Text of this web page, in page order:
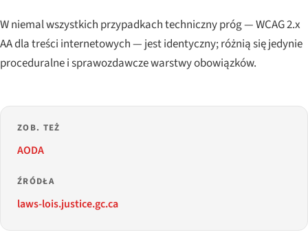
W niemal wszystkich przypadkach techniczny próg — WCAG 2.x
AA dla treści internetowych — jest identyczny; różnią się jedynie
proceduralne i sprawozdawcze warstwy obowiązków.
ZOB. TEŻ
AODA
ŹRÓDŁA
laws-lois.justice.gc.ca